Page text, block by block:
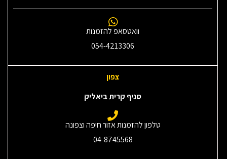
וואטסאפ להזמנות
054-4213306
צפון
סניף קרית ביאליק
טלפון להזמנות אזור חיפה וצפונה
04-8745568